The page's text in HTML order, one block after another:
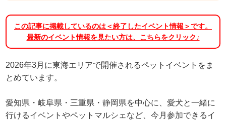
この記事に掲載しているのは＜終了したイベント情報＞です。
最新のイベント情報を見たい方は、こちらをクリック♪
2026年3月に東海エリアで開催されるペットイベントをま
とめています。
愛知県・岐阜県・三重県・静岡県を中心に、愛犬と一緒に
行けるイベントやペットマルシェなど、今月参加できるイ